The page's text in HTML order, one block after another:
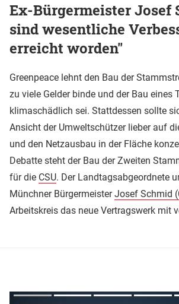
Ex-Bürgermeister Josef
sind wesentliche
erreicht worden"
Greenpeace lehnt den Bau der
zu viele Gelder binde und der Bau eines
klimaschädlich sei. Stattdessen sollte
Ansicht der Umweltschützer lieber auf
und den Netzausbau in der Fläche
Debatte steht der Bau der Zweiten
für die CSU. Der Landtagsabgeordnete
Münchner BürgermeisterJosef Schmid
Arbeitskreis das neue Vertragswerk mit